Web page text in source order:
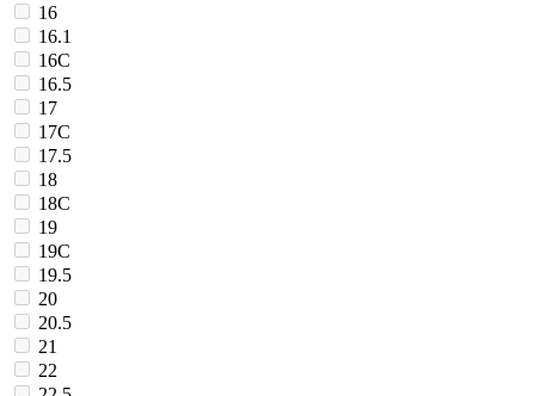
16
16.1
16C
16.5
17
17C
17.5
18
18C
19
19C
19.5
20
20.5
21
22